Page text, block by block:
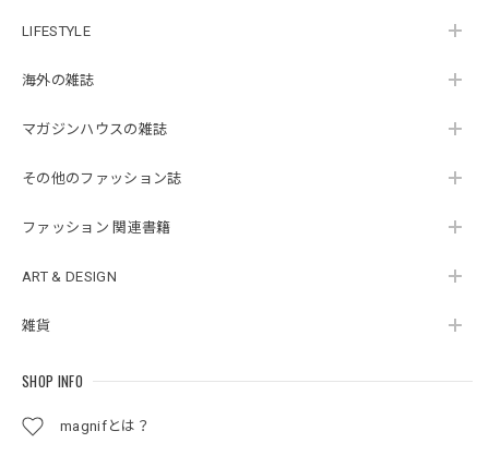
LIFESTYLE
海外の雑誌
マガジンハウスの雑誌
その他のファッション誌
ファッション 関連書籍
ART & DESIGN
雑貨
SHOP INFO
magnifとは？